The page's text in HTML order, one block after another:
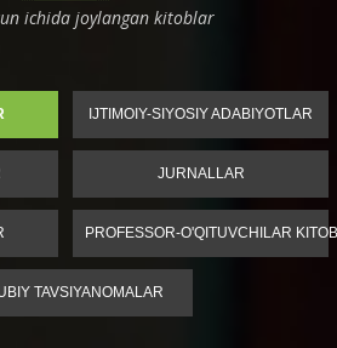
ichida joylangan kitoblar
IJTIMOIY-SIYOSIY ADABIYOTLAR
JURNALLAR
PROFESSOR-O'QITUVCHILAR
TAVSIYANOMALAR